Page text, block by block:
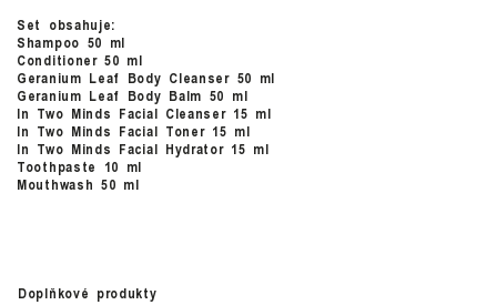
Set obsahuje:
Shampoo 50 ml
Conditioner 50 ml
Geranium Leaf Body Cleanser 50 ml
Geranium Leaf Body Balm 50 ml
In Two Minds Facial Cleanser 15 ml
In Two Minds Facial Toner 15 ml
In Two Minds Facial Hydrator 15 ml
Toothpaste 10 ml
Mouthwash 50 ml
Doplňkové produkty